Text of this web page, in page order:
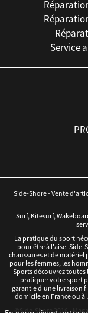
Service
Side-Shore - Vente
Surf, Kitesurf,
La pratique du sport
pour être à l'aise.
chaussures et de
pour les femmes, les
Sports découvrez
pratiquer votre sport
garantie d'une livraison
domicile en France ou à
©Side-Shore 2016 -